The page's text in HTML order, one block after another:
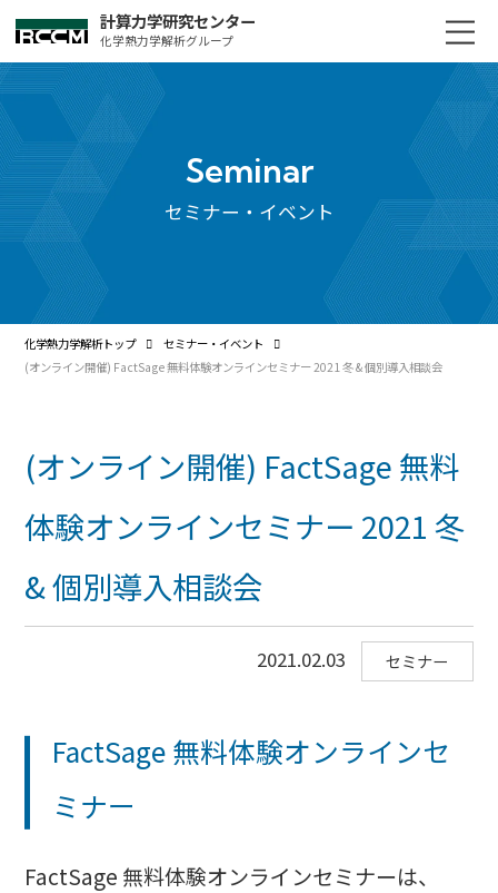
計算力学研究センター
化学熱力学解析グループ
Seminar
セミナー・イベント
化学熱力学解析トップ
セミナー・イベント
(オンライン開催) FactSage 無料体験オンラインセミナー 2021 冬 & 個別導入相談会
(オンライン開催) FactSage 無料
体験オンラインセミナー 2021 冬
& 個別導入相談会
2021.02.03 セミナー
FactSage 無料体験オンラインセ
ミナー
FactSage 無料体験オンラインセミナーは、